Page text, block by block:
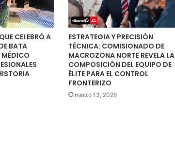
CELEBRÓ A
BATA
ESTRATEGIA Y PRECISIÓN
TÉCNICA: COMISIONADO DE
MACROZONA NORTE REVELA LA
COMPOSICIÓN DEL EQUIPO DE
ÉLITE PARA EL CONTROL
FRONTERIZO
marzo 13, 2026